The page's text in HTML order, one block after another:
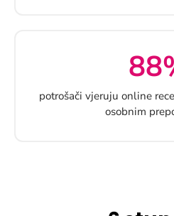
potrošači vjeruju online
osobnim